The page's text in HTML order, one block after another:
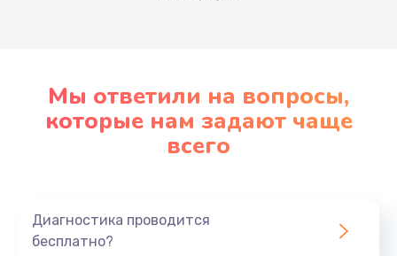
Перегрев.
Механические повреждения
Попадание влаги, пыли, остатков пищи
можете помочь Монитору избежать серьезных
поломок. избежать их.
Мы ответили на вопросы,
которые нам задают чаще
всего
Диагностика проводится
бесплатно?